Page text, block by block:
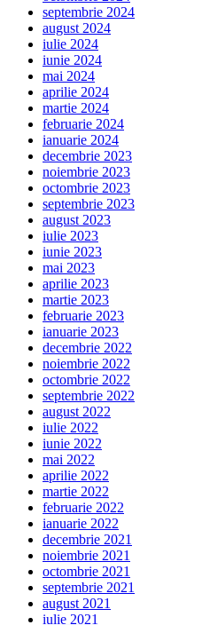
septembrie 2024
august 2024
iulie 2024
iunie 2024
mai 2024
aprilie 2024
martie 2024
februarie 2024
ianuarie 2024
decembrie 2023
noiembrie 2023
octombrie 2023
septembrie 2023
august 2023
iulie 2023
iunie 2023
mai 2023
aprilie 2023
martie 2023
februarie 2023
ianuarie 2023
decembrie 2022
noiembrie 2022
octombrie 2022
septembrie 2022
august 2022
iulie 2022
iunie 2022
mai 2022
aprilie 2022
martie 2022
februarie 2022
ianuarie 2022
decembrie 2021
noiembrie 2021
octombrie 2021
septembrie 2021
august 2021
iulie 2021